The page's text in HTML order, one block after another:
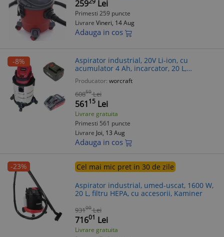
259 Lei
Primesti 259 puncte
Livrare Vineri, 14 Aug
Adauga in cos
-8%
Aspirator industrial, 20V Li-ion, cu
acumulator 4 Ah, incarcator, 20 L,
umed/uscat, Worcraft
Producator: worcraft
60850 Lei
56115 Lei
Livrare gratuita
Primesti 561 puncte
Livrare Joi, 13 Aug
Adauga in cos
-23%
Cel mai mic pret in 30 de zile
Aspirator industrial, umed-uscat, 1600 W,
20 L, filtru HEPA, cu accesorii, Kaminer
93100 Lei
71601 Lei
Livrare gratuita